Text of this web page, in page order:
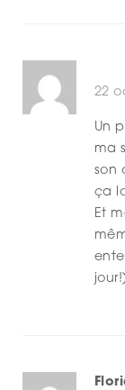
22
Un
ma
son
ça
Et